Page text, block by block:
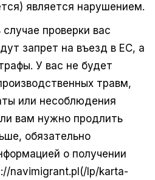
является нарушением.
случае проверки вас
запрет на въезд в ЕС, а
У вас не будет
травм,
или несоблюдения
вам нужно продлить
обязательно
о получении
navimigrant.pl(/lp/karta-